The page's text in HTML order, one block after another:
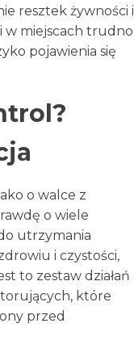
resztek żywności i
w miejscach trudno
pojawienia się
o walce z
o wiele
utrzymania
i czystości,
to zestaw działań
które
przed